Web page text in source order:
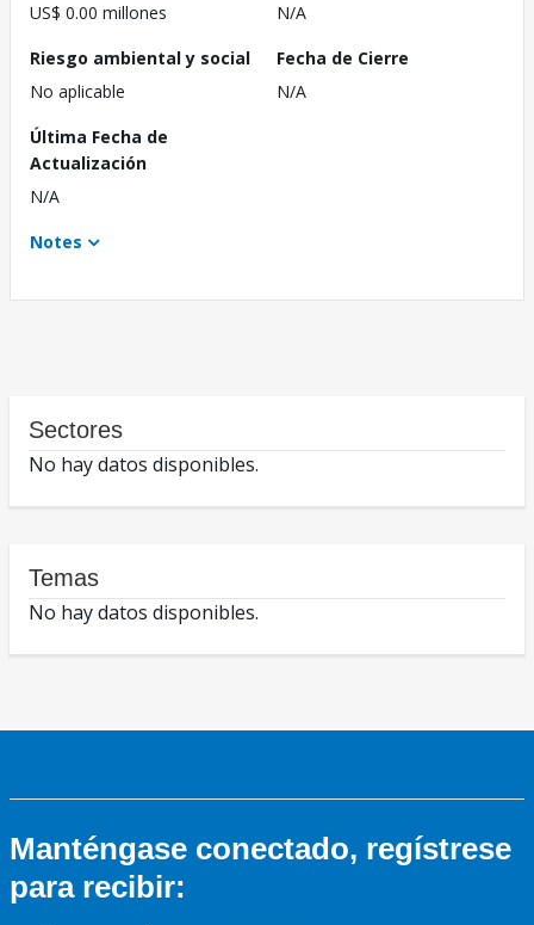
US$ 0.00 millones
N/A
Riesgo ambiental y social
No aplicable
Fecha de Cierre
N/A
Última Fecha de
Actualización
N/A
Notes
Sectores
No hay datos disponibles.
Temas
No hay datos disponibles.
Manténgase conectado, regístrese
para recibir: